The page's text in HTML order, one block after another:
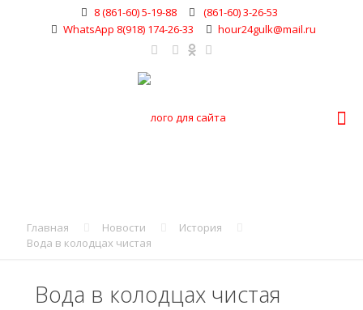
8 (861-60) 5-19-88
(861-60) 3-26-53
WhatsApp 8(918) 174-26-33
hour24gulk@mail.ru
Главная Новости
История
Вода в колодцах чистая
Вода в колодцах чистая